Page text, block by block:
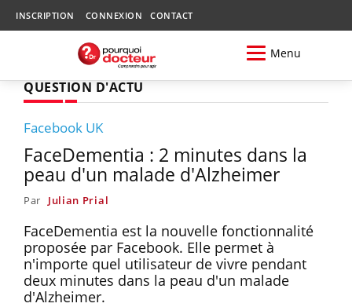
INSCRIPTION CONNEXION CONTACT
Menu
QUESTION D'ACTU
Facebook UK
FaceDementia : 2 minutes dans la
peau d'un malade d'Alzheimer
Par Julian Prial
FaceDementia est la nouvelle fonctionnalité
proposée par Facebook. Elle permet à
n'importe quel utilisateur de vivre pendant
deux minutes dans la peau d'un malade
d'Alzheimer.